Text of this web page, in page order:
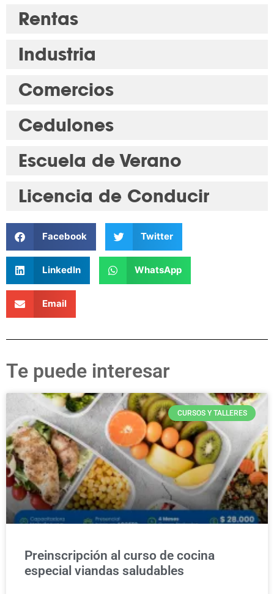
Rentas
Industria
Comercios
Cedulones
Escuela de Verano
Licencia de Conducir
Facebook Twitter
LinkedIn WhatsApp
Email
Te puede interesar
CURSOS Y TALLERES
Preinscripción al curso de cocina
especial viandas saludables